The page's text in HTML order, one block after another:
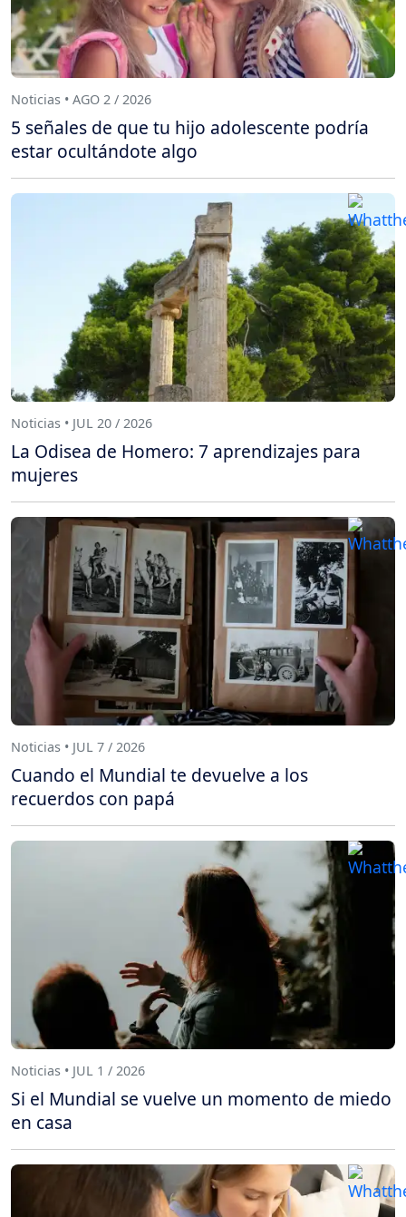
Noticias • AGO 2 / 2026
5 señales de que tu hijo adolescente podría
estar ocultándote algo
Noticias • JUL 20 / 2026
La Odisea de Homero: 7 aprendizajes para
mujeres
Noticias • JUL 7 / 2026
Cuando el Mundial te devuelve a los
recuerdos con papá
Noticias • JUL 1 / 2026
Si el Mundial se vuelve un momento de miedo
en casa